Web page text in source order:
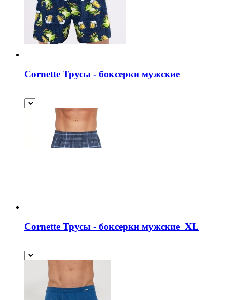
Cornette Трусы - боксерки мужские
Cornette Трусы - боксерки мужские_XL